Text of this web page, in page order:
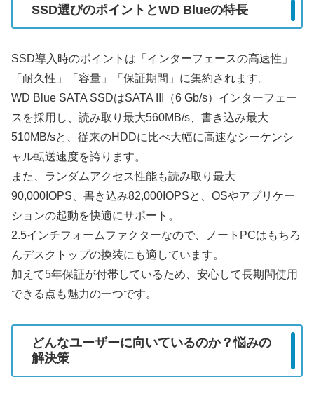
SSD選びのポイントとWD Blueの特長
SSD導入時のポイントは「インターフェースの高速性」
「耐久性」「容量」「保証期間」に集約されます。
WD Blue SATA SSDはSATA III（6 Gb/s）インターフェー
スを採用し、読み取り最大560MB/s、書き込み最大
510MB/sと、従来のHDDに比べ大幅に高速なシーケンシ
ャル転送速度を誇ります。
また、ランダムアクセス性能も読み取り最大
90,000IOPS、書き込み82,000IOPSと、OSやアプリケー
ションの起動を快適にサポート。
2.5インチフォームファクターなので、ノートPCはもちろ
んデスクトップの換装にも適しています。
加えて5年保証が付帯しているため、安心して長期間使用
できる点も魅力の一つです。
どんなユーザーに向いているのか？悩みの
解決策